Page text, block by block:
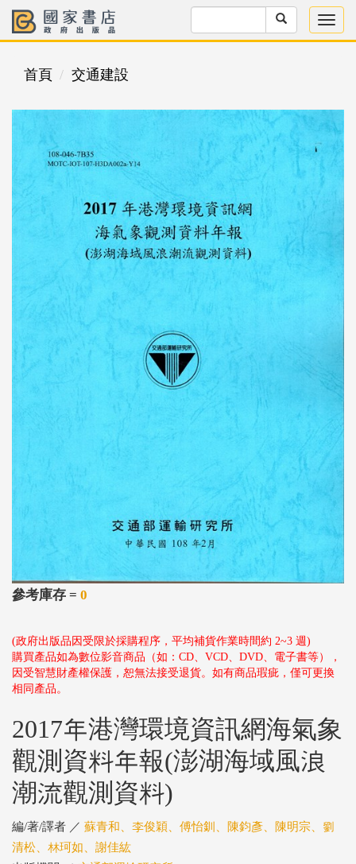
首頁 交通建設
參考庫存 = 0
(政府出版品因受限於採購程序，平均補貨作業時間約 2~3 週)
購買產品如為數位影音商品（如：CD、VCD、DVD、電子書等），
因受智慧財產權保護，恕無法接受退貨。如有商品瑕疵，僅可更換
相同產品。
2017年港灣環境資訊網海氣象
觀測資料年報(澎湖海域風浪
潮流觀測資料)
編/著/譯者 ／ 蘇青和、李俊穎、傅怡釧、陳鈞彥、陳明宗、劉
清松、林珂如、謝佳紘